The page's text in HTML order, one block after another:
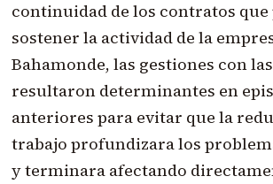
continuidad de los contratos
sostener la actividad de la
Bahamonde, las gestiones con
resultaron determinantes en
anteriores para evitar que la
trabajo profundizara los
y terminara afectando